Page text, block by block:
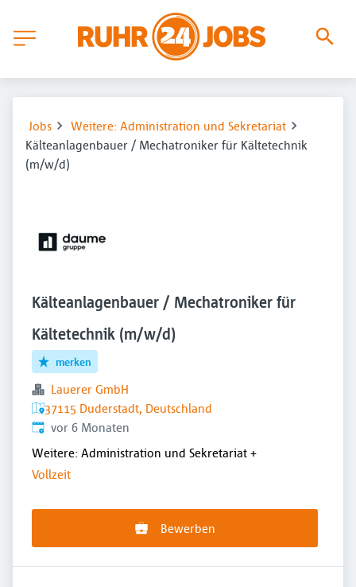
Jobs
Weitere: Administration und Sekretariat
Kälteanlagenbauer / Mechatroniker für Kältetechnik
(m/w/d)
Kälteanlagenbauer / Mechatroniker für
Kältetechnik (m/w/d)
merken
Lauerer GmbH
37115 Duderstadt, Deutschland
Veröffentlicht:
vor 6 Monaten
Weitere: Administration und Sekretariat +
Vollzeit
Bewerben